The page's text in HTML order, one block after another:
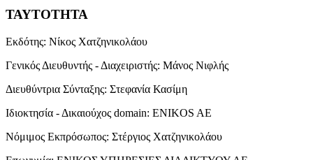
ΤΑΥΤΟΤΗΤΑ
Εκδότης: Νίκος Χατζηνικολάου
Γενικός Διευθυντής - Διαχειριστής: Μάνος Νιφλής
Διευθύντρια Σύνταξης: Στεφανία Κασίμη
Ιδιοκτησία - Δικαιούχος domain: ENIKOS AE
Νόμιμος Εκπρόσωπος: Στέργιος Χατζηνικολάου